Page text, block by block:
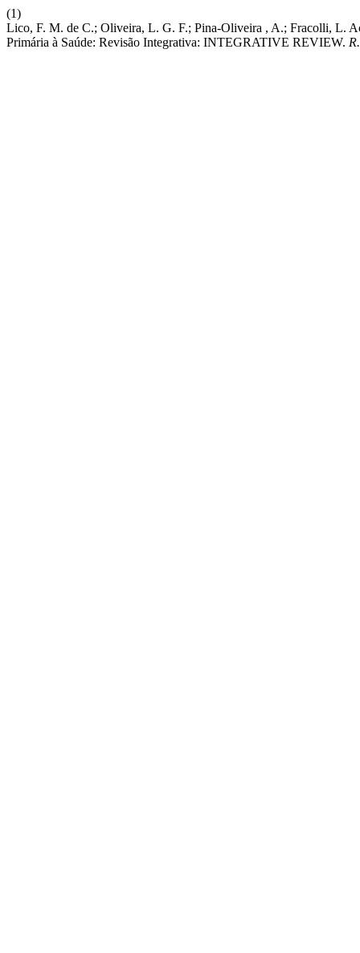
(1)
Lico, F. M. de C.; Oliveira, L. G. F.; Pina-Oliveira , A.; Fracolli, L.
Primária à Saúde: Revisão Integrativa: INTEGRATIVE REVIEW.